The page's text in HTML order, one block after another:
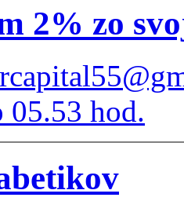
2% zo
05.53 hod.